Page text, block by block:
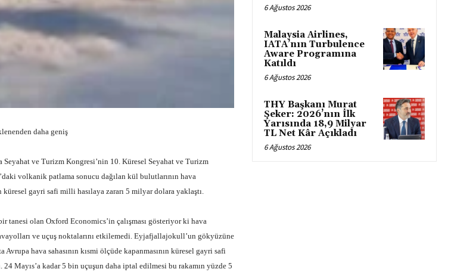
daha geniş
ve Turizm Kongresi’nin 10. Küresel Seyahat ve Turizm
volkanik patlama sonucu dağılan kül bulutlarının hava
küresel gayri safi milli hasılaya zararı 5 milyar dolara yaklaştı.
olan Oxford Economics’in çalışması gösteriyor ki hava
ve uçuş noktalarını etkilemedi. Eyjafjallajokull’un gökyüzüne
hava sahasının kısmi ölçüde kapanmasının küresel gayri safi
Mayıs’a kadar 5 bin uçuşun daha iptal edilmesi bu rakamın yüzde 5
6 Ağustos 2026
Malaysia Airlines,
IATA’nın Turbulence
Aware Programına
Katıldı
6 Ağustos 2026
THY Başkanı Murat
Şeker: 2026’nın İlk
Yarısında 18,9 Milyar
TL Net Kâr Açıkladı
6 Ağustos 2026